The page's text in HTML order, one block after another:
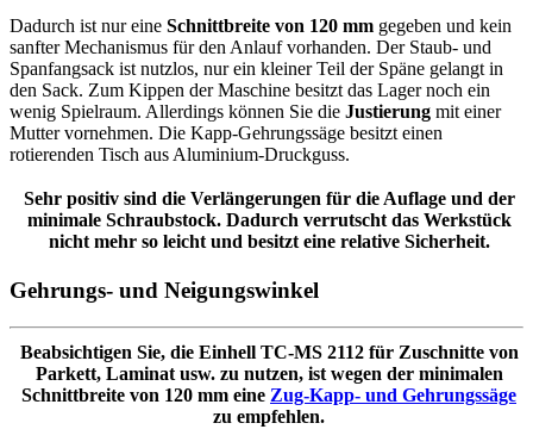
Dadurch ist nur eine Schnittbreite von 120 mm gegeben und kein
sanfter Mechanismus für den Anlauf vorhanden. Der Staub- und
Spanfangsack ist nutzlos, nur ein kleiner Teil der Späne gelangt in
den Sack. Zum Kippen der Maschine besitzt das Lager noch ein
wenig Spielraum. Allerdings können Sie die Justierung mit einer
Mutter vornehmen. Die Kapp-Gehrungssäge besitzt einen
rotierenden Tisch aus Aluminium-Druckguss.
Sehr positiv sind die Verlängerungen für die Auflage und der
minimale Schraubstock. Dadurch verrutscht das Werkstück
nicht mehr so leicht und besitzt eine relative Sicherheit.
Gehrungs- und Neigungswinkel
Beabsichtigen Sie, die Einhell TC-MS 2112 für Zuschnitte von
Parkett, Laminat usw. zu nutzen, ist wegen der minimalen
Schnittbreite von 120 mm eine Zug-Kapp- und Gehrungssäge
zu empfehlen.